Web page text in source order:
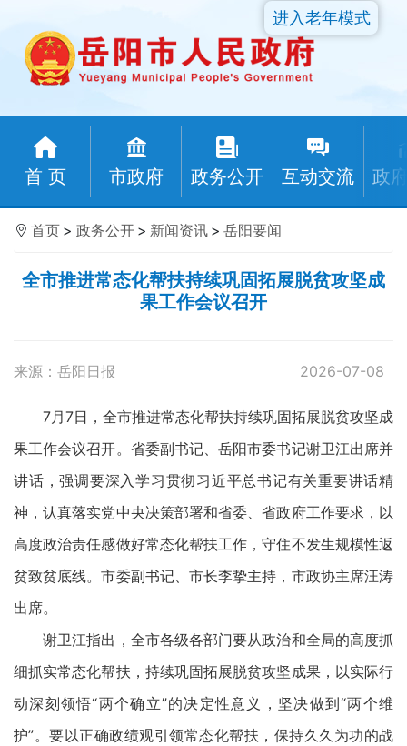
首 页 市政府 政务公开 互动交流 政
进入老年模式
首页 > 政务公开 > 新闻资讯 > 岳阳要闻
全市推进常态化帮扶持续巩固拓展脱贫攻坚成
果工作会议召开
来源：岳阳日报 2026-07-08
7月7日，全市推进常态化帮扶持续巩固拓展脱贫攻坚成
果工作会议召开。省委副书记、岳阳市委书记谢卫江出席并
讲话，强调要深入学习贯彻习近平总书记有关重要讲话精
神，认真落实党中央决策部署和省委、省政府工作要求，以
高度政治责任感做好常态化帮扶工作，守住不发生规模性返
贫致贫底线。市委副书记、市长李挚主持，市政协主席汪涛
出席。
谢卫江指出，全市各级各部门要从政治和全局的高度抓
细抓实常态化帮扶，持续巩固拓展脱贫攻坚成果，以实际行
动深刻领悟“两个确立”的决定性意义，坚决做到“两个维
护”。要以正确政绩观引领常态化帮扶，保持久久为功的战